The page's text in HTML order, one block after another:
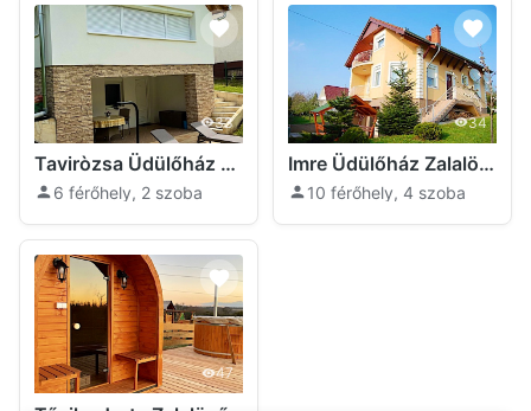
33
Taviròzsa Üdülőház Zalalövő
6 férőhely, 2 szoba
34
Imre Üdülőház Zalalövő
10 férőhely, 4 szoba
47